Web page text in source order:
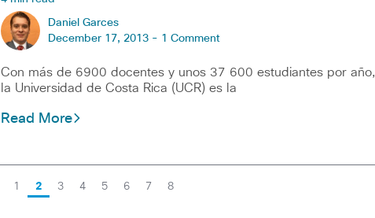
Daniel Garces
December 17, 2013 - 1 Comment
Con más de 6900 docentes y unos 37 600 estudiantes por año,
la Universidad de Costa Rica (UCR) es la
Read More
1 2 3 4 5 6 7 8